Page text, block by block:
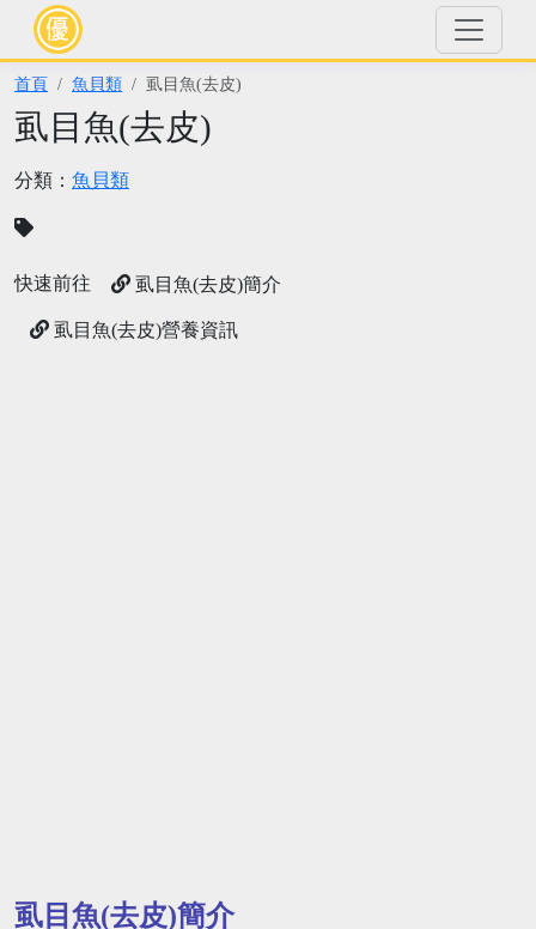
首頁 魚貝類 虱目魚(去皮)
虱目魚(去皮)
分類： 魚貝類
快速前往 虱目魚(去皮)簡介
虱目魚(去皮)營養資訊
虱目魚(去皮)簡介